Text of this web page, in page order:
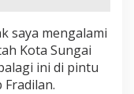
saya mengalami
Kota Sungai
ini di pintu